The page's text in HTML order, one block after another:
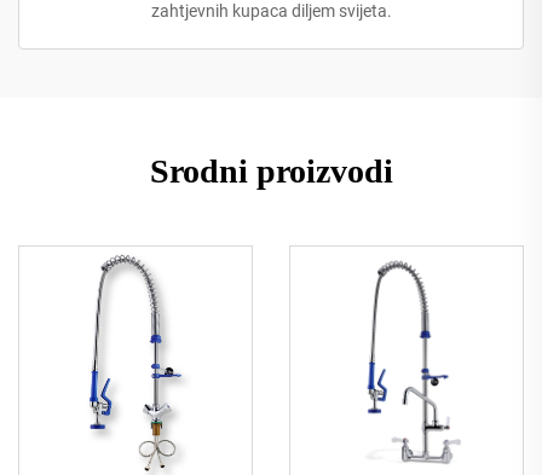
zahtjevnih kupaca diljem svijeta.
Srodni proizvodi